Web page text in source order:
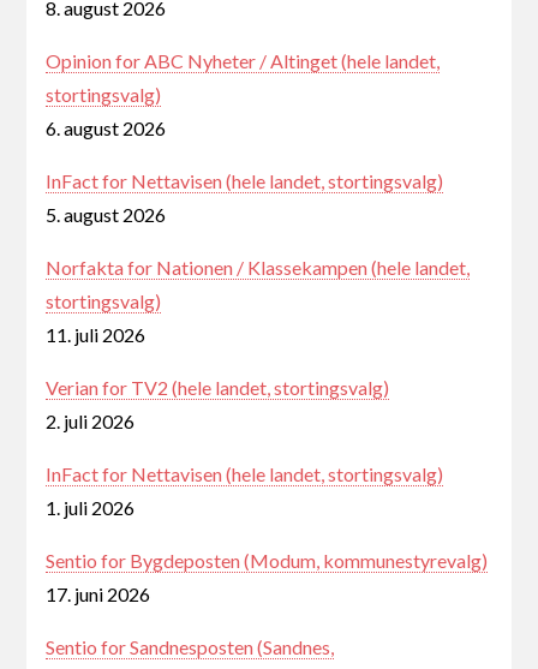
8. august 2026
Opinion for ABC Nyheter / Altinget (hele landet,
stortingsvalg)
6. august 2026
InFact for Nettavisen (hele landet, stortingsvalg)
5. august 2026
Norfakta for Nationen / Klassekampen (hele landet,
stortingsvalg)
11. juli 2026
Verian for TV2 (hele landet, stortingsvalg)
2. juli 2026
InFact for Nettavisen (hele landet, stortingsvalg)
1. juli 2026
Sentio for Bygdeposten (Modum, kommunestyrevalg)
17. juni 2026
Sentio for Sandnesposten (Sandnes,